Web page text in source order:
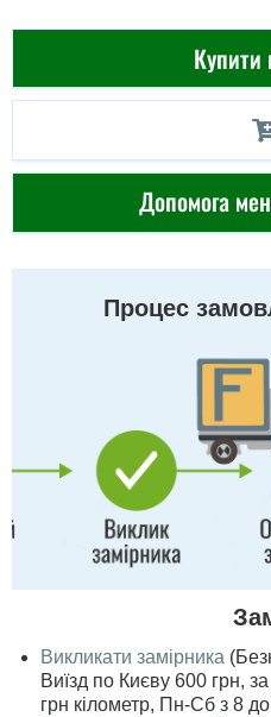
Купити
Допомога
Процес
Викликати замірника
Виїзд по Києву 600 грн,
грн кілометр, Пн-Сб з 8